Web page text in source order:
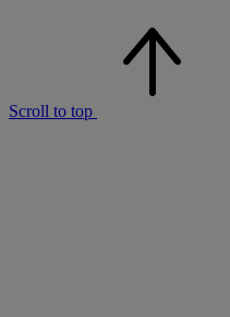
Scroll to top